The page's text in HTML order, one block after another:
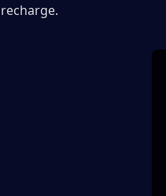
recharge.